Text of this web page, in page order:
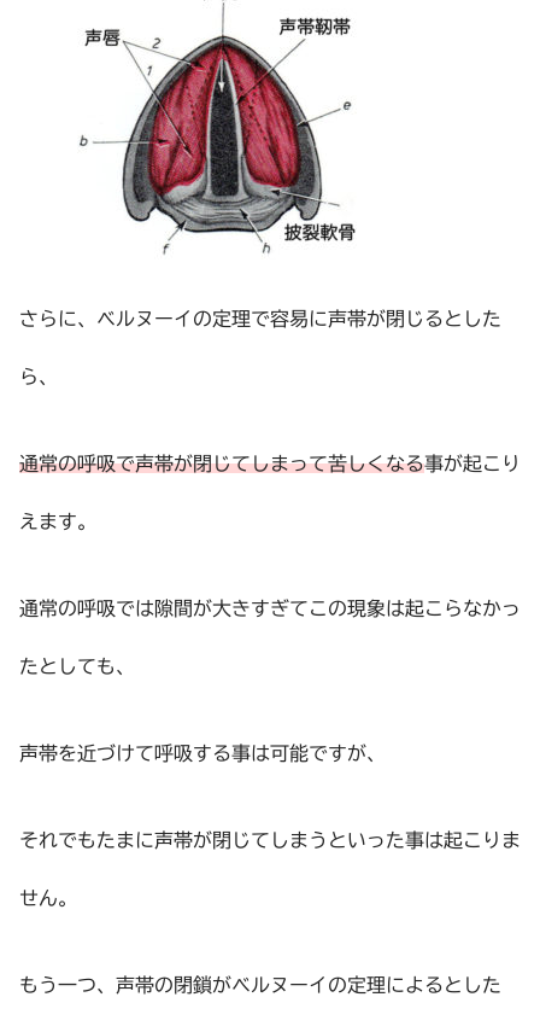
さらに、ベルヌーイの定理で容易に声帯が閉じるとした
ら、
通常の呼吸で声帯が閉じてしまって苦しくなる事が起こり
えます。
通常の呼吸では隙間が大きすぎてこの現象は起こらなかっ
たとしても、
声帯を近づけて呼吸する事は可能ですが、
それでもたまに声帯が閉じてしまうといった事は起こりま
せん。
もう一つ、声帯の閉鎖がベルヌーイの定理によるとした